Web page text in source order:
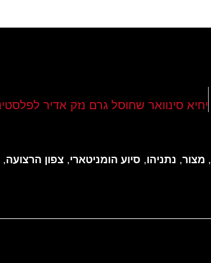
, מצור, נתניהו, סיוע הומניטארי, צפון הרצועה,